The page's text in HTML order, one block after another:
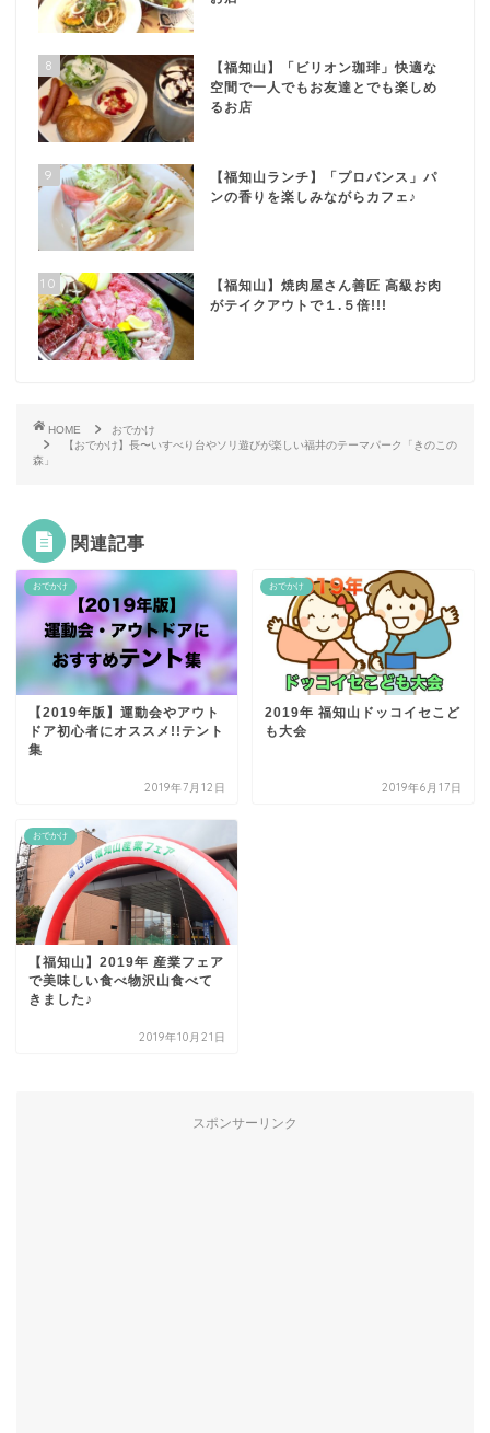
8
【福知山】「ビリオン珈琲」快適な
空間で一人でもお友達とでも楽しめ
るお店
9
【福知山ランチ】「プロバンス」パ
ンの香りを楽しみながらカフェ♪
10
【福知山】焼肉屋さん善匠 高級お肉
がテイクアウトで１.５倍!!!
HOME
おでかけ
【おでかけ】長〜いすべり台やソリ遊びが楽しい福井のテーマパーク「きのこの
森」
関連記事
おでかけ
【2019年版】運動会やアウト
ドア初心者にオススメ!!テント
集
2019年7月12日
おでかけ
2019年 福知山ドッコイセこど
も大会
2019年6月17日
おでかけ
【福知山】2019年 産業フェア
で美味しい食べ物沢山食べて
きました♪
2019年10月21日
スポンサーリンク